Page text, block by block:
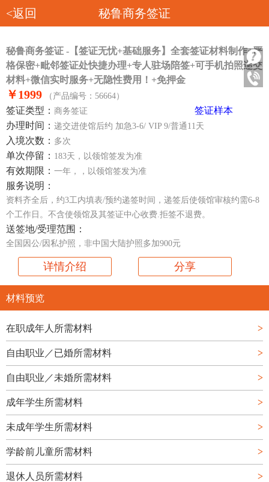
秘鲁商务签证
<返回
秘鲁商务签证 -【签证无忧+基础服务】全套签证材料制作+严
格保密+毗邻签证处快捷办理+专人驻场陪签+可手机拍照递交
材料+微信实时服务+无隐性费用！+免押金
￥1999 （产品编号：56664）
签证类型： 商务签证
签证样本
办理时间： 递交进使馆后约 加急3-6/ VIP 9/普通11天
入境次数： 多次
单次停留： 183天，以领馆签发为准
有效期限： 一年，，以领馆签发为准
服务说明：
资料齐全后，约3工内填表/预约递签时间，递签后使领馆审核约需6-8
个工作日。不含使领馆及其签证中心收费.拒签不退费。
送签地/受理范围：
全国因公/因私护照，非中国大陆护照多加900元
详情介绍 分享
材料预览
在职成年人所需材料 >
自由职业／已婚所需材料 >
自由职业／未婚所需材料 >
成年学生所需材料 >
未成年学生所需材料 >
学龄前儿童所需材料 >
退休人员所需材料 >